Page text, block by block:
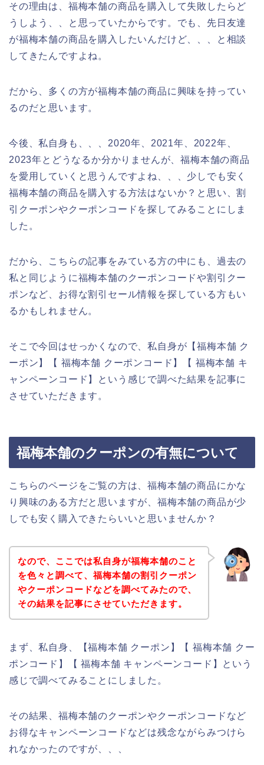
その理由は、福梅本舗の商品を購入して失敗したらど
うしよう、、と思っていたからです。でも、先日友達
が福梅本舗の商品を購入したいんだけど、、、と相談
してきたんですよね。
だから、多くの方が福梅本舗の商品に興味を持ってい
るのだと思います。
今後、私自身も、、、2020年、2021年、2022年、
2023年とどうなるか分かりませんが、福梅本舗の商品
を愛用していくと思うんですよね、、、少しでも安く
福梅本舗の商品を購入する方法はないか？と思い、割
引クーポンやクーポンコードを探してみることにしま
した。
だから、こちらの記事をみている方の中にも、過去の
私と同じように福梅本舗のクーポンコードや割引クー
ポンなど、お得な割引セール情報を探している方もい
るかもしれません。
そこで今回はせっかくなので、私自身が【福梅本舗 ク
ーポン】【 福梅本舗 クーポンコード】【 福梅本舗 キ
ャンペーンコード】という感じで調べた結果を記事に
させていただきます。
福梅本舗のクーポンの有無について
こちらのページをご覧の方は、福梅本舗の商品にかな
り興味のある方だと思いますが、福梅本舗の商品が少
しでも安く購入できたらいいと思いませんか？
なので、ここでは私自身が福梅本舗のこと
を色々と調べて、福梅本舗の割引クーポン
やクーポンコードなどを調べてみたので、
その結果を記事にさせていただきます。
まず、私自身、【福梅本舗 クーポン】【 福梅本舗 クー
ポンコード】【 福梅本舗 キャンペーンコード】という
感じで調べてみることにしました。
その結果、福梅本舗のクーポンやクーポンコードなど
お得なキャンペーンコードなどは残念ながらみつけら
れなかったのですが、、、